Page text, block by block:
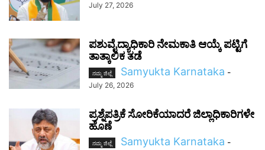
July 27, 2026
ಪಶುವೈದ್ಯಾಧಿಕಾರಿ ನೇಮಕಾತಿ ಆಯ್ಕೆ ಪಟ್ಟಿಗೆ
ತಾತ್ಕಾಲಿಕ ತಡೆ
ನಮ್ಮ ಜಿಲ್ಲೆ Samyukta Karnataka -
July 26, 2026
ಪ್ರಶ್ನೆಪತ್ರಿಕೆ ಸೋರಿಕೆಯಾದರೆ ಜಿಲ್ಲಾಧಿಕಾರಿಗಳೇ
ಹೊಣೆ
ನಮ್ಮ ಜಿಲ್ಲೆ Samyukta Karnataka -